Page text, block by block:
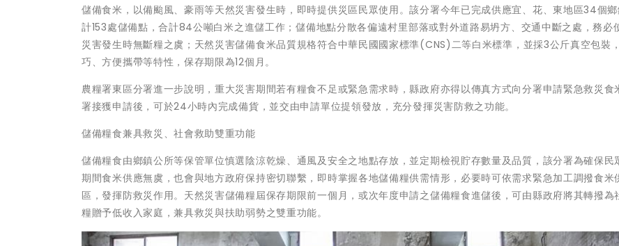
儲備食米，以備颱風、豪雨等天然災害發生時，即時提供災區民眾使用。該分署今年已完成供應宜、花、東地區34個鄉
計153處儲備點，合計84公噸白米之進儲工作；儲備地點分散各偏遠村里部落或對外道路易坍方、交通中斷之處，務必
災害發生時無斷糧之虞；天然災害儲備食米品質規格符合中華民國國家標準(CNS)二等白米標準，並採3公斤真空包裝
巧、方便攜帶等特性，保存期限為12個月。
農糧署東區分署進一步說明，重大災害期間若有糧食不足或緊急需求時，縣政府亦得以傳真方式向分署申請緊急救災食
署接獲申請後，可於24小時內完成備貨，並交由申請單位提領發放，充分發揮災害防救之功能。
儲備糧食兼具救災、社會救助雙重功能
儲備糧食由鄉鎮公所等保管單位慎選陰涼乾燥、通風及安全之地點存放，並定期檢視貯存數量及品質，該分署為確保民
期間食米供應無虞，也會與地方政府保持密切聯繫，即時掌握各地儲備糧供需情形，必要時可依需求緊急加工調撥食米
區，發揮防救災作用。天然災害儲備糧屆保存期限前一個月，或次年度申請之儲備糧食進儲後，可由縣政府將其轉撥為
糧贈予低收入家庭，兼具救災與扶助弱勢之雙重功能。